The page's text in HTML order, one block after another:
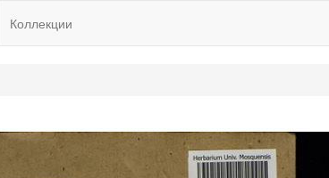
Коллекции